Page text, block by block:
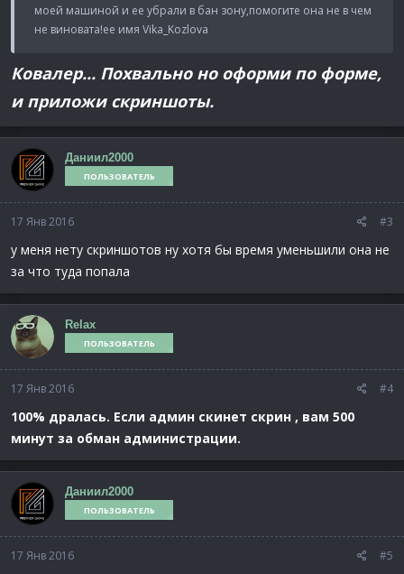
моей машиной и ее убрали в бан зону,помогите она не в чем
не виновата!ее имя Vika_Kozlova
Ковалер... Похвально но оформи по форме,
и приложи скриншоты.
Даниил2000
ПОЛЬЗОВАТЕЛЬ
17 Янв 2016 #3
у меня нету скриншотов ну хотя бы время уменьшили она не
за что туда попала
Relax
ПОЛЬЗОВАТЕЛЬ
17 Янв 2016 #4
100% дралась. Если админ скинет скрин , вам 500
минут за обман администрации.
Даниил2000
ПОЛЬЗОВАТЕЛЬ
17 Янв 2016 #5